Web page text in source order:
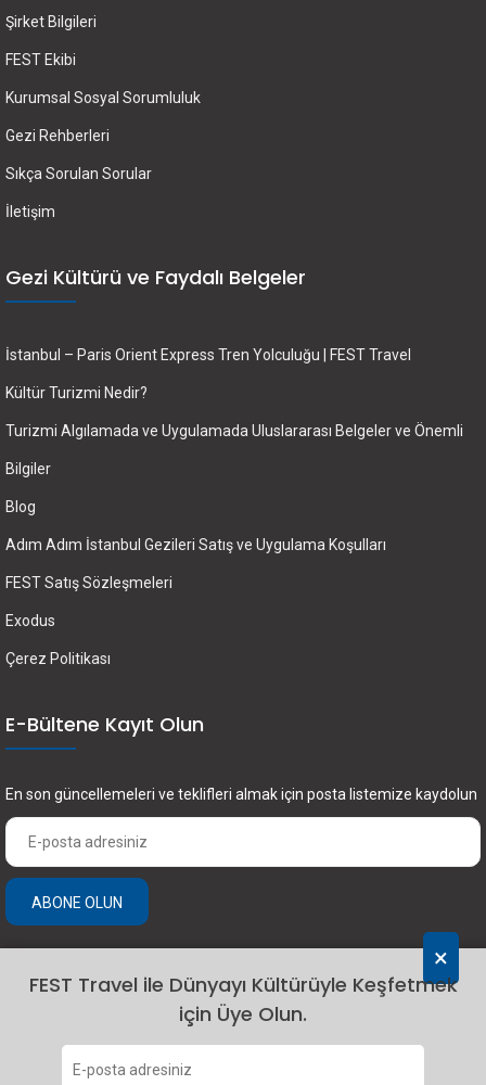
×
FEST Travel ile Dünyayı Kültürüyle Keşfetmek
için Üye Olun.
Şirket Bilgileri
FEST Ekibi
Kurumsal Sosyal Sorumluluk
Gezi Rehberleri
Sıkça Sorulan Sorular
İletişim
Gezi Kültürü ve Faydalı Belgeler
İstanbul – Paris Orient Express Tren Yolculuğu | FEST Travel
Kültür Turizmi Nedir?
Turizmi Algılamada ve Uygulamada Uluslararası Belgeler ve Önemli
Bilgiler
Blog
Adım Adım İstanbul Gezileri Satış ve Uygulama Koşulları
FEST Satış Sözleşmeleri
Exodus
Çerez Politikası
E-Bültene Kayıt Olun
En son güncellemeleri ve teklifleri almak için posta listemize kaydolun
ABONE OLUN
2024 Fest Travel. Tüm hakları saklıdır.